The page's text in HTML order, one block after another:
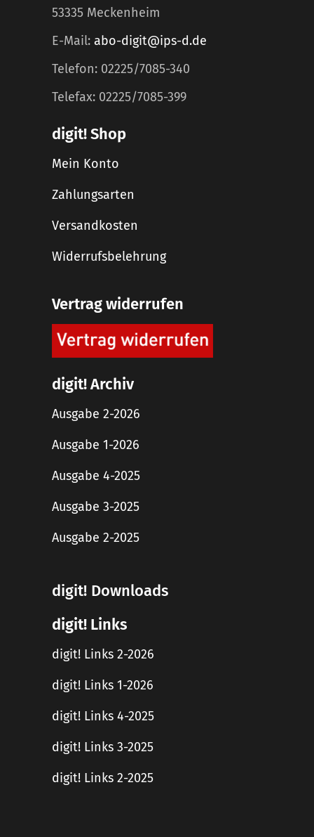
53335 Meckenheim
E-Mail: abo-digit@ips-d.de
Telefon: 02225/7085-340
Telefax: 02225/7085-399
digit! Shop
Mein Konto
Zahlungsarten
Versandkosten
Widerrufsbelehrung
Vertrag widerrufen
digit! Archiv
Ausgabe 2-2026
Ausgabe 1-2026
Ausgabe 4-2025
Ausgabe 3-2025
Ausgabe 2-2025
digit! Downloads
digit! Links
digit! Links 2-2026
digit! Links 1-2026
digit! Links 4-2025
digit! Links 3-2025
digit! Links 2-2025